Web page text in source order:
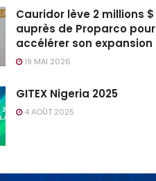
Cauridor lève 2 millions $
auprès de Proparco pour
accélérer son expansion
19 MAI 2026
GITEX Nigeria 2025
4 AOÛT 2025